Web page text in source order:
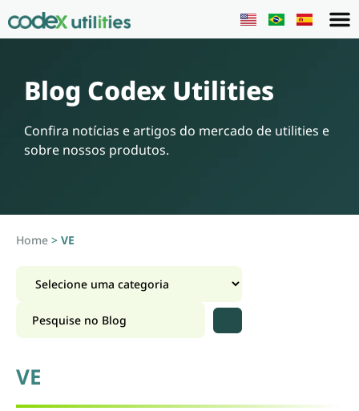
Blog Codex Utilities
Confira notícias e artigos do mercado de utilities e
sobre nossos produtos.
Home > VE
VE